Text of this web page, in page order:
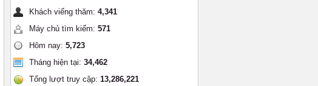
Khách viếng thăm: 4,341
Máy chủ tìm kiếm: 571
Hôm nay: 5,723
Tháng hiện tại: 34,462
Tổng lượt truy cập: 13,286,221